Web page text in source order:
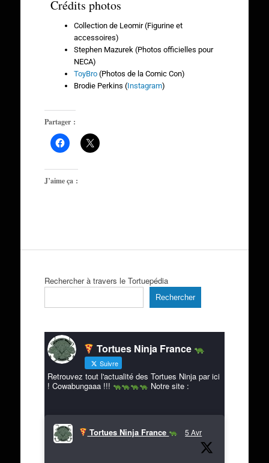
Crédits photos
Collection de Leomir (Figurine et
accessoires)
Stephen Mazurek (Photos officielles pour
NECA)
ToyBro(Photos de la Comic Con)
Brodie Perkins (Instagram)
Partager :
J’aime ça :
Rechercher à travers le Tortuepédia
Rechercher
Tortues Ninja France
Suivre
Retrouvez tout l'actualité des Tortues Ninja par ici
! Cowabungaaa !!!
Notre site :
Tortues Ninja France 5 Avr